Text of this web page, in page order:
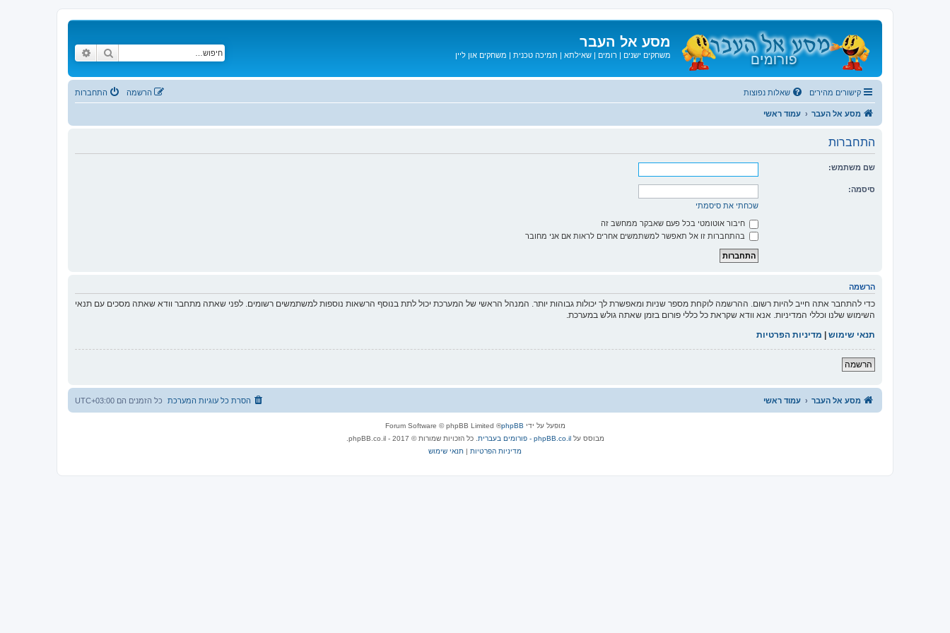
מסע אל העבר
משחקים ישנים | רומים | שאילתא | תמיכה טכנית | משחקים און ליין חיפוש
קישורים מהירים שאלות נפוצות התחברות הרשמה
מסע אל העבר עמוד ראשי
התחברות
שם משתמש:
סיסמה:
שכחתי את סיסמתי
חיבור אוטומטי בכל פעם שאבקר ממחשב זה
בהתחברות זו אל תאפשר למשתמשים אחרים לראות אם אני מחובר
הרשמה
כדי להתחבר אתה חייב להיות רשום. ההרשמה לוקחת מספר שניות ומאפשרת לך יכולות גבוהות יותר. המנהל הראשי של המערכת יכול לתת בנוסף הרשאות נוספות למשתמשים רשומים. לפני שאתה מתחבר וודא שאתה מסכים עם תנאי
השימוש שלנו וכללי המדיניות. אנא וודא שקראת כל כללי פורום בזמן שאתה גולש במערכת.
תנאי שימוש | מדיניות הפרטיות
הרשמה
מסע אל העבר עמוד ראשי כל הזמנים הם UTC+03:00 הסרת כל עוגיות המערכת
מופעל על ידי phpBB
® Forum Software © phpBB Limited
מבוסס עלphpBB.co.il - פורומים בעברית
. כל הזכויות שמורות © 2017 - phpBB.co.il.
מדיניות הפרטיות | תנאי שימוש